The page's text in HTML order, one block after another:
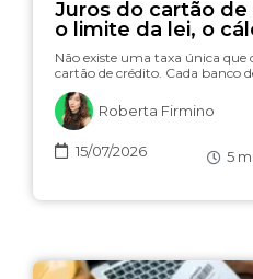
Juros do cartão
o limite da lei, o
(com simulador)
Não existe uma taxa única
cartão de crédito. Cada banco
Roberta Firmino
15/07/2026 5